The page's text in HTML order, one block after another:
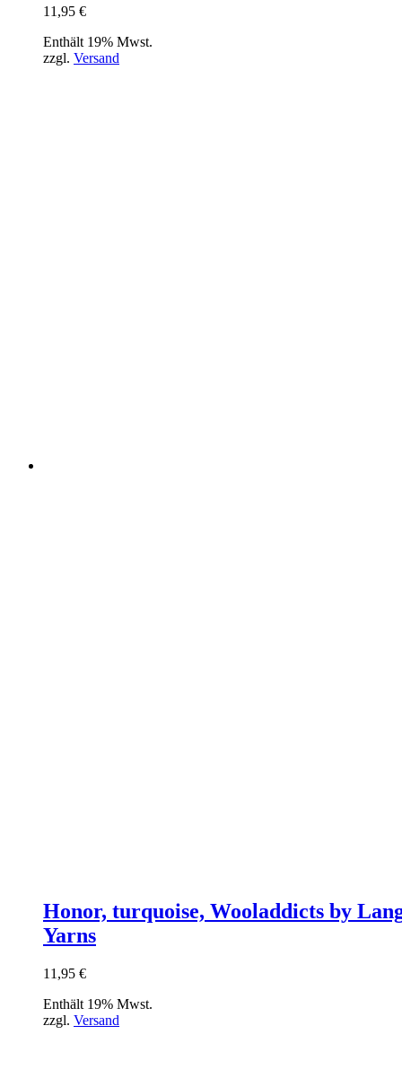
11,95 €
Enthält 19% Mwst.
zzgl. Versand
Honor, turquoise, Wooladdicts by
Yarns
11,95 €
Enthält 19% Mwst.
zzgl. Versand